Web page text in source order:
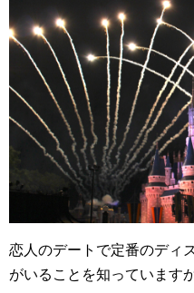
恋人のデートで定番のディ
がいることを知っています